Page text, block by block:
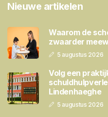
Nieuwe artikelen
Waarom de
zwaarder
5 augustus 2026
Volg een
Lindenhaeghe
5 augustus 2026